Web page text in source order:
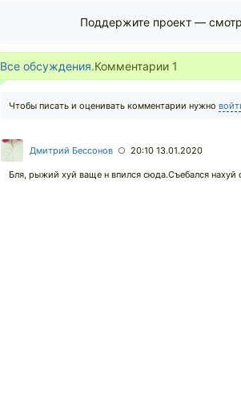
Поддержите проект —
Все обсуждения.Комментарии 1
Чтобы писать и оценивать комментарии нужно
Дмитрий Бессонов ○ 20:10 13.01.2020
Бля, рыжий хуй ваще н впился сюда.Съебался нахуй